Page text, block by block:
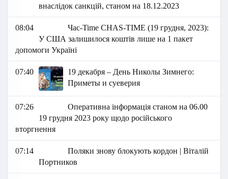
внаслідок санкцій, станом на 18.12.2023
08:04
Час-Time CHAS-TIME (19 грудня, 2023):
У США залишилося коштів лише на 1 пакет
допомоги Україні
07:40
19 декабря – День Николы Зимнего:
Приметы и суеверия
07:26
Оперативна інформація станом на 06.00
19 грудня 2023 року щодо російського
вторгнення
07:14
Поляки знову блокують кордон | Віталій
Портников